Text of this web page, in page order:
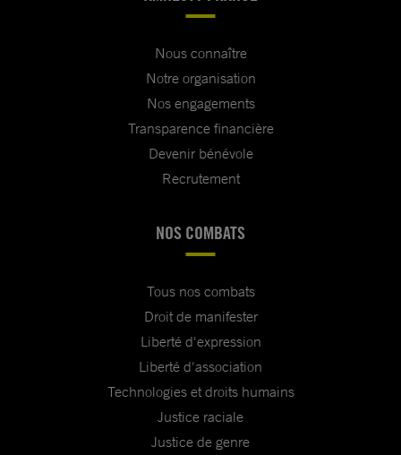
Nous connaître
Notre organisation
Nos engagements
Transparence financière
Devenir bénévole
Recrutement
NOS COMBATS
Tous nos combats
Droit de manifester
Liberté d'expression
Liberté d'association
Technologies et droits humains
Justice raciale
Justice de genre